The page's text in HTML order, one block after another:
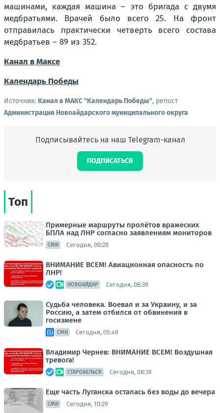
машинами, каждая машина – это бригада с двумя
медбратьями. Врачей было всего 25. На фронт
отправилась практически четверть всего состава
медбратьев – 89 из 352.
Канал в Максе
Календарь Победы
Источник: Канал в МАКС "Календарь Победы", репост
Администрация Новоайдарского муниципального округа
Подписывайтесь на наш Telegram-канал
ПОДПИСАТЬСЯ
Топ
Примерные маршруты пролётов вражеских
БПЛА над ЛНР согласно заявлениям мониторов
СМИ Сегодня, 00:28
ВНИМАНИЕ ВСЕМ! Авиационная опасность по
ЛНР!
НОВОАЙДАР Сегодня, 08:39
Судьба человека. Воевал и за Украину, и за
Россию, а затем отбился от обвинения в
госизмене
СМИ Сегодня, 05:49
Владимир Чернев: ВНИМАНИЕ ВСЕМ! Воздушная
тревога!
СТАРОБЕЛЬСК Сегодня, 08:39
Еще часть Луганска осталась без воды до вечера
СМИ Сегодня, 10:29